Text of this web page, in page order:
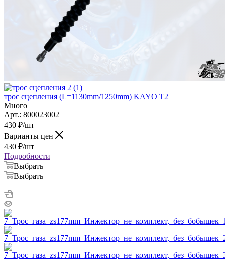
трос сцепления (L=1130mm/1250mm) KAYO T2
Много
Арт.: 800023002
430 ₽/шт
Варианты цен
430 ₽/шт
Подробности
Выбрать
Выбрать